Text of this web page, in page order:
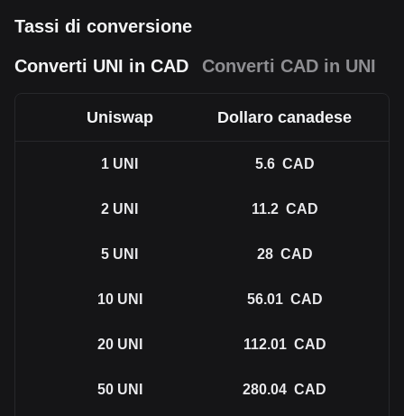
Tassi di conversione
Converti UNI in CAD
Converti CAD in UNI
Uniswap Dollaro canadese
1 UNI 5.6 CAD
2 UNI 11.2 CAD
5 UNI 28 CAD
10 UNI 56.01 CAD
20 UNI 112.01 CAD
50 UNI 280.04 CAD